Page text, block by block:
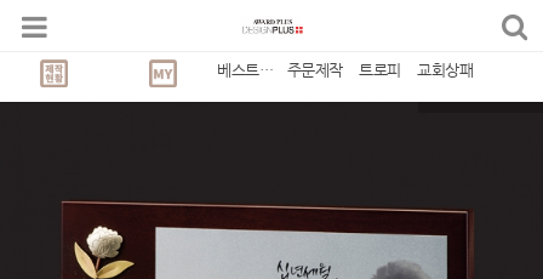
베스트상품 주문제작 트로피 교회상패